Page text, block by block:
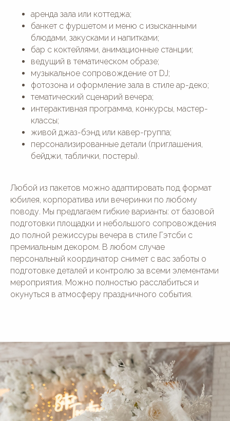
аренда зала или коттеджа;
банкет с фуршетом и меню с изысканными
блюдами, закусками и напитками;
бар с коктейлями, анимационные станции;
ведущий в тематическом образе;
музыкальное сопровождение от DJ;
фотозона и оформление зала в стиле ар-деко;
тематический сценарий вечера;
интерактивная программа, конкурсы, мастер-
классы;
живой джаз-бэнд или кавер-группа;
персонализированные детали (приглашения,
бейджи, таблички, постеры).
Любой из пакетов можно адаптировать под формат
юбилея, корпоратива или вечеринки по любому
поводу. Мы предлагаем гибкие варианты: от базовой
подготовки площадки и небольшого сопровождения
до полной режиссуры вечера в стиле Гэтсби с
премиальным декором. В любом случае
персональный координатор снимет с вас заботы о
подготовке деталей и контролю за всеми элементами
мероприятия. Можно полностью расслабиться и
окунуться в атмосферу праздничного события.
Большой панорамный зал
Малый панорамный зал
Старинный особняк
Дом у реки с бас. и сауной
Дом у реки с баней и Фурако
Ботаника
Усадьба "Шелепаново" Светлица
Wood House
Green House
Panorama Wedding House
Ryabina House
ПЛОЩАДКИ
День рождения
МЕРОПРИЯТИЯ
Свадьбы до 800 тыс. руб
Свадьбы от 800 до 1 млн тыс.
руб
Свадьбы от 1 млн руб
АКЦИИ
Свадьба "под ключ"
КОНТАКТЫ
Почта:
houseforwedding@gmail.com
Телефон:
74993508474
Написать в Telegram:
House_for_Wedding